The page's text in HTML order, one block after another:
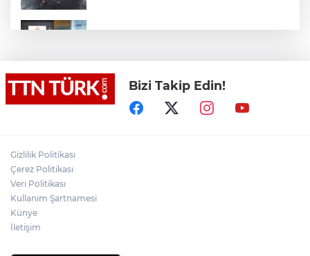
Lukaku Fener’e mi, Beşiktaş’a mı geliyor?
Rojin Kabaiş, Hiranur Nilgün Aygar ve
Kıvanç Uman’ın ailelerini hedef alam
Bizi Takip Edin!
Gizlilik Politikası
Çerez Politikası
Veri Politikası
Kullanım Şartnamesi
Künye
İletişim